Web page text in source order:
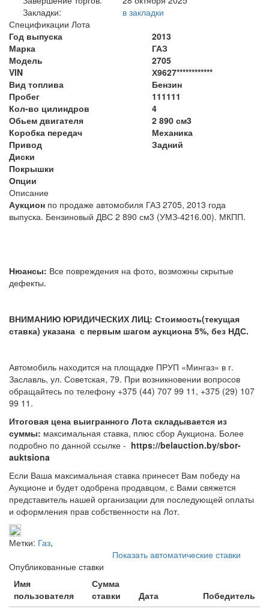
Закладки:
в закладки
Спецификации Лота
Год выпуска
2013
Марка
ГАЗ
Модель
2705
VIN
Х9627************
Вид топлива
Бензин
Пробег
111111
Кол-во цилиндров
4
Обьем двигателя
2 890 см3
Коробка передач
Механика
Привод
Задний
Диски
Покрышки
Опции
Описание
Аукцион по продаже автомобиля ГАЗ 2705, 2013 года
выпуска. Бензиновый ДВС 2 890 см3 (УМЗ-4216.00). МКПП.
Нюансы: Все повреждения на фото, возможны скрытые
дефекты.
ВНИМАНИЮ ЮРИДИЧЕСКИХ ЛИЦ: Стоимость(текущая
ставка) указана с первым шагом аукциона 5%, без НДС.
Автомобиль находится на площадке ПРУП «Мингаз» в г.
Заславль, ул. Советская, 79. При возникновении вопросов
обращайтесь по телефону +375 (44) 707 99 11, +375 (29) 107
99 11.
Итоговая цена выигранного Лота складывается из
суммы: максимальная ставка, плюс сбор Аукциона. Более
подробно по данной ссылке - https://belauction.by/sbor-
auktsiona
Если Ваша максимальная ставка принесет Вам победу на
Аукционе и будет одобрена продавцом, с Вами свяжется
представитель нашей организации для последующей оплаты
и оформления прав собственности на Лот.
Метки: Газ,
Показать автоматические ставки
Опубликованные ставки
Имя
пользователя
Сумма
ставки
Дата
Победитель